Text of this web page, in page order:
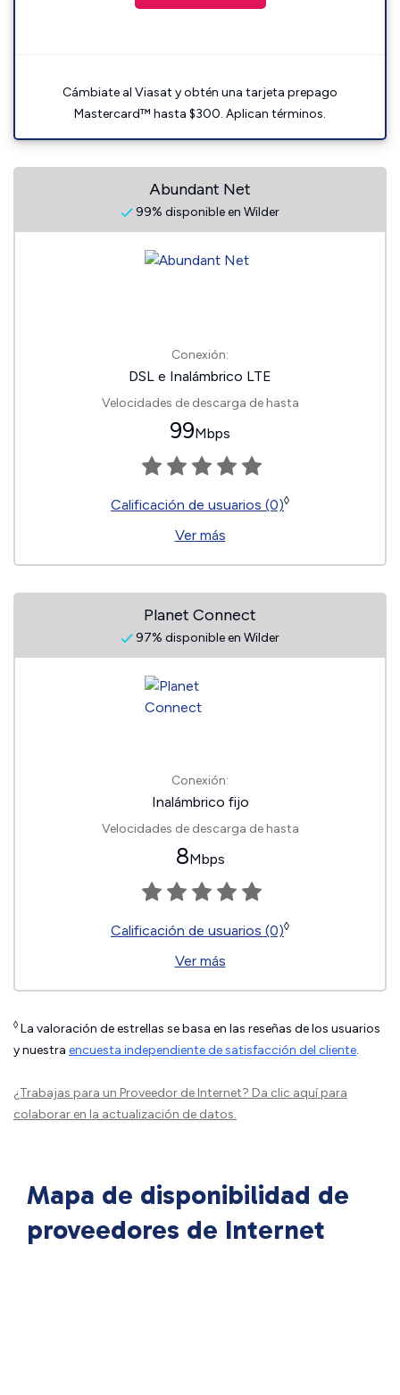
Cámbiate al Viasat y obtén una tarjeta prepago
Mastercard™ hasta $300. Aplican términos.
Abundant Net
99% disponible en Wilder
Conexión:
DSL e Inalámbrico LTE
Velocidades de descarga de hasta
99Mbps
Calificación de usuarios (0)◊
Ver más
Planet Connect
97% disponible en Wilder
Conexión:
Inalámbrico fijo
Velocidades de descarga de hasta
8Mbps
Calificación de usuarios (0)◊
Ver más
◊ La valoración de estrellas se basa en las reseñas de los usuarios
y nuestra encuesta independiente de satisfacción del cliente.
¿Trabajas para un Proveedor de Internet? Da clic aquípara
colaborar en la actualización de datos.
Mapa de disponibilidad de
proveedores de Internet